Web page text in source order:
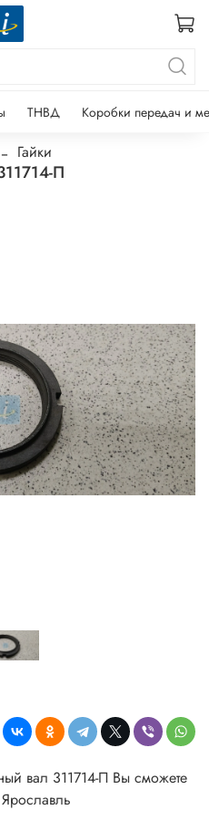
ТНВД Коробки передач и
Гайки
П
вал 311714-П Вы сможете